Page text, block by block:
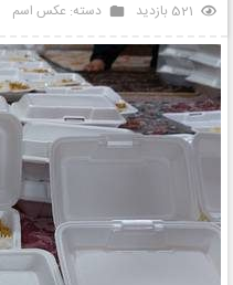
521 بازدید دسته: عکس اسم